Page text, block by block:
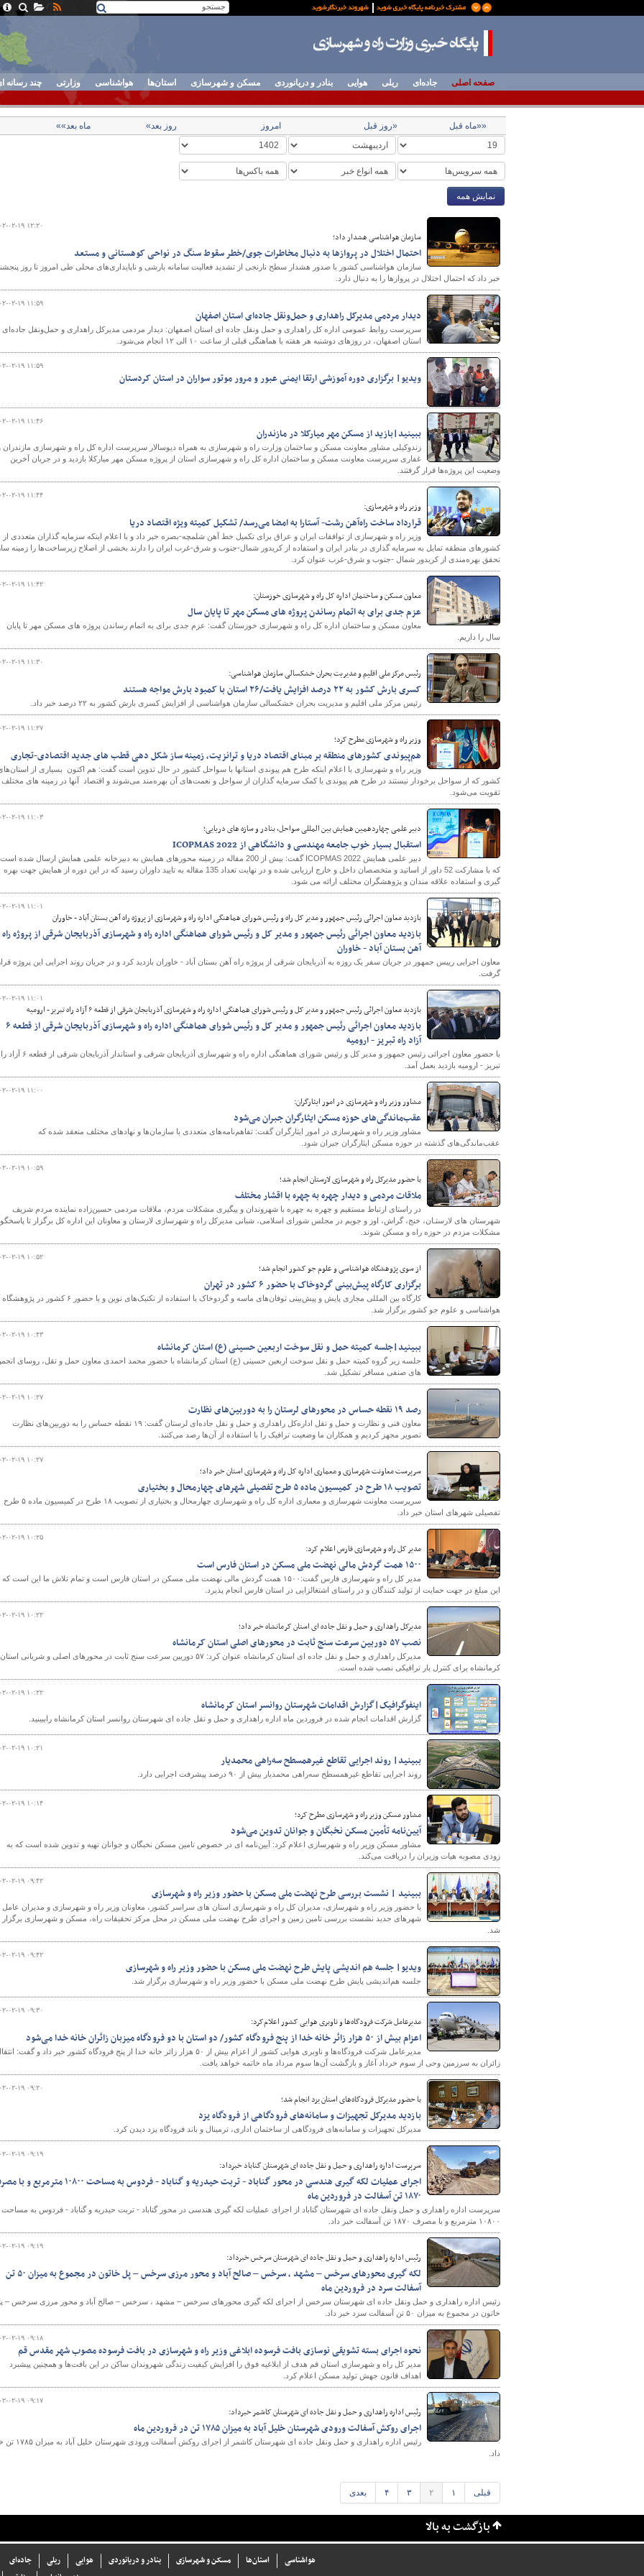
پایگاه خبری وزارت راه و
شهرسازی
صفحه اصلی جاده‌ای ریلی هوایی بنادر و دریانوردی مسکن و شهرسازی استان‌ها هواشناسی وزارتی چند رسانه
««ماه قبل «روز قبل امروز روز بعد» ماه بعد»»
نمایش همه
۱۴۰۲-۰۲-۱۹
سازمان هواشناسی هشدار داد؛
احتمال اختلال در پروازها به دنبال مخاطرات جوی/خطر سقوط سنگ در نواحی کوهستانی و مستعد
سازمان هواشناسی کشور با صدور هشدار سطح نارنجی از تشدید فعالیت سامانه بارشی و ناپایداری‌های محلی طی امروز تا روز
خبر داد که احتمال اختلال در پروازها را به دنبال دارد.
۱۴۰۲-۰۲-۱۹
دیدار مردمی مدیرکل راهداری و حمل‌ونقل جاده‌ای استان اصفهان
سرپرست روابط عمومی اداره کل راهداری و حمل ونقل جاده ای استان اصفهان: دیدار مردمی مدیرکل راهداری و حمل‌ونقل جاده‌ای
استان اصفهان، در روزهای دوشنبه هر هفته با هماهنگی قبلی از ساعت ۱۰ الی ۱۲ انجام می‌شود.
۱۴۰۲-۰۲-۱۹
ویدیو| برگزاری دوره آموزشی ارتقا ایمنی عبور و مرور موتور سواران در استان کردستان
۱۴۰۲-۰۲-۱۹
ببینید|بازید از مسکن مهر میارکلا در مازندران
زندوکیلی مشاور معاونت مسکن و ساختمان وزارت راه و شهرسازی به همراه دیوسالار سرپرست اداره کل راه و شهرسازی مازندران
غفاری سرپرست معاونت مسکن و ساختمان اداره کل راه و شهرسازی استان از پروژه مسکن مهر میارکلا بازدید و در جریان آخرین
وضعیت این پروژه‌ها قرار گرفتند.
۱۴۰۲-۰۲-۱۹
وزیر راه و شهرسازی:
قرارداد ساخت راه‌آهن رشت- آستارا به امضا می‌رسد/ تشکیل کمیته ویژه اقتصاد دریا
وزیر راه و شهرسازی از توافقات ایران و عراق برای تکمیل خط آهن شلمچه-بصره خبر داد و با اعلام اینکه سرمایه گذاران متعددی از
کشورهای منطقه تمایل به سرمایه گذاری در بنادر ایران و استفاده از کریدور شمال-جنوب و شرق-غرب ایران را دارند بخشی از اصلاح زیرساخت‌ها را زمینه ساز
تحقق بهره‌مندی از کریدور شمال -جنوب و شرق-غرب عنوان کرد.
۱۴۰۲-۰۲-۱۹
معاون مسکن و ساختمان اداره کل راه و شهرسازی خوزستان:
عزم جدی برای به اتمام رساندن پروژه های مسکن مهر تا پایان سال
معاون مسکن و ساختمان اداره کل راه و شهرسازی خوزستان گفت: عزم جدی برای به اتمام رساندن پروژه های مسکن مهر تا پایان
سال را داریم.
۱۴۰۲-۰۲-۱۹
رئیس مرکز ملی اقلیم و مدیریت بحران خشکسالی سازمان هواشناسی:
کسری بارش کشور به ۲۲ درصد افزایش یافت/۲۶ استان با کمبود بارش مواجه هستند
رئیس مرکز ملی اقلیم و مدیریت بحران خشکسالی سازمان هواشناسی از افزایش کسری بارش کشور به ۲۲ درصد خبر داد.
۱۴۰۲-۰۲-۱۹
وزیر راه و شهرسازی مطرح کرد؛
هم‌پیوندی کشورهای منطقه بر مبنای اقتصاد دریا و ترانزیت، زمینه ساز شکل دهی قطب های جدید اقتصادی-تجاری
وزیر راه و شهرسازی با اعلام اینکه طرح هم پیوندی استانها با سواحل کشور در حال تدوین است گفت: هم اکنون بسیاری از
کشور که از سواحل برخودار نیستند در طرح هم پیوندی با کمک سرمایه گذاران از سواحل و نعمت‌های آن بهره‌مند می‌شوند و اقتصاد آنها در زمینه های مختلف
تقویت می‌شود.
۱۴۰۲-۰۲-۱۹
دبیر علمی چهاردهمین همایش بین المللی سواحل، بنادر و سازه های دریایی؛
استقبال بسیار خوب جامعه مهندسی و دانشگاهی از ICOPMAS 2022
دبیر علمی همایش ICOPMAS 2022 گفت: بیش از 200 مقاله در زمینه محورهای همایش به دبیرخانه علمی همایش ارسال شده است
که با مشارکت 52 داور از اساتید و متخصصان داخل و خارج ارزیابی شده و در نهایت تعداد 135 مقاله به تایید داوران رسید که در این دوره از همایش جهت بهره
گیری و استفاده علاقه مندان و پژوهشگران مختلف ارائه می شود.
۱۴۰۲-۰۲-۱۹
بازدید معاون اجرائی رئیس جمهور و مدیر کل راه و رئیس شورای هماهنگی اداره راه و شهرسازی از پروژه راه آهن بستان آباد - خاوران
بازدید معاون اجرائی رئیس جمهور و مدیر کل و رئیس شورای هماهنگی اداره راه و شهرسازی آذربایجان شرقی از پروژه راه
آهن بستان آباد - خاوران
معاون اجرایی رییس جمهور در جریان سفر یک روزه به آذربایجان شرقی از پروژه راه آهن بستان آباد - خاوران بازدید کرد و در جریان روند اجرایی این پروژه قرار
گرفت.
۱۴۰۲-۰۲-۱۹
بازدید معاون اجرائی رئیس جمهور و مدیر کل و رئیس شورای هماهنگی اداره راه و شهرسازی آذربایجان شرقی از قطعه ۶ آزاد راه تبریز - ارومیه
بازدید معاون اجرائی رئیس جمهور و مدیر کل و رئیس شورای هماهنگی اداره راه و شهرسازی آذربایجان شرقی از قطعه ۶
آزاد راه تبریز - ارومیه
با حضور معاون اجرائی رئیس جمهور و مدیر کل و رئیس شورای هماهنگی اداره راه و شهرسازی آذربایجان شرقی و استاندار
تبریز - ارومیه بازدید بعمل آمد.
۱۴۰۲-۰۲-۱۹
مشاور وزیر راه و شهرسازی در امور ایثارگران:
عقب‌ماندگی‌های حوزه مسکن ایثارگران جبران می‌شود
مشاور وزیر راه و شهرسازی در امور ایثارگران گفت: تفاهم‌نامه‌های متعددی با سازمان‌ها و نهادهای مختلف منعقد شده که
عقب‌ماندگی‌های گذشته در حوزه مسکن ایثارگران جبران شود.
۱۴۰۲-۰۲-۱۹
با حضور مدیرکل راه و شهرسازی لارستان انجام شد؛
ملاقات مردمی و دیدار چهره به چهره با اقشار مختلف
در راستای ارتباط مستقیم و چهره به چهره با شهروندان و پیگیری مشکلات مردم، ملاقات مردمی حسین‌زاده نماینده مردم شریف
شهرستان های لارستـان، خنج، گراش، اوز و جویم در مجلس شورای اسلامی، شبانی مدیرکل راه و شهرسازی لارستان و معاونان این اداره کل برگزار تا
مشکلات مردم در حوزه راه و مسکن شوند.
۱۴۰۲-۰۲-۱۹
از سوی پژوهشگاه هواشناسی و علوم جو کشور انجام شد؛
برگزاری کارگاه پیش‌بینی گردوخاک با حضور ۶ کشور در تهران
کارگاه بین المللی مجازی پایش و پیش‌بینی توفان‌های ماسه و گردوخاک با استفاده از تکنیک‌های نوین و با حضور ۶ کشور در پژوهشگاه
هواشناسی و علوم جو کشور برگزار شد.
۱۴۰۲-۰۲-۱۹
ببینید|جلسه کمیته حمل و نقل سوخت اربعین حسینی (ع) استان کرمانشاه
جلسه زیر گروه کمیته حمل و نقل سوخت اربعین حسینی (ع) استان کرمانشاه با حضور محمد احمدی معاون حمل و نقل، روسای
های صنفی مسافر تشکیل شد.
۱۴۰۲-۰۲-۱۹
رصد ۱۹ نقطه حساس در محورهای لرستان را به دوربین‌های نظارت
معاون فنی و نظارت و حمل و نقل اداره‌کل راهداری و حمل و نقل جاده‌ای لرستان گفت: ۱۹ نقطه حساس را به دوربین‌های نظارت
تصویر مجهز کردیم و همکاران ما وضعیت ترافیک را با استفاده از آن‌ها رصد می‌کنند.
۱۴۰۲-۰۲-۱۹
سرپرست معاونت شهرسازی و معماری اداره کل راه و شهرسازی استان خبر داد؛
تصویب ۱۸ طرح در کمیسیون ماده ۵ طرح تفصیلی شهرهای چهارمحال و بختیاری
سرپرست معاونت شهرسازی و معماری اداره کل راه و شهرسازی چهارمحال و بختیاری از تصویب ۱۸ طرح در کمیسیون ماده ۵ طرح
تفصیلی شهرهای استان خبر داد.
۱۴۰۲-۰۲-۱۹
مدیر کل راه و شهرسازی فارس اعلام کرد:
۱۵۰۰ همت گردش مالی نهضت ملی مسکن در استان فارس است
مدیر کل راه و شهرسازی فارس گفت:۱۵۰۰ همت گردش مالی نهضت ملی مسکن در استان فارس است و تمام تلاش ما این است که
این مبلغ در جهت حمایت از تولید کنندگان و در راستای اشتغالزایی در استان فارس انجام پذیرد.
۱۴۰۲-۰۲-۱۹
مدیرکل راهداری و حمل و نقل جاده ای استان کرمانشاه خبر داد؛
نصب ۵٧ دوربین سرعت سنج ثابت در محورهای اصلی استان کرمانشاه
مدیرکل راهداری و حمل و نقل جاده ای استان کرمانشاه عنوان کرد: ۵٧ دوربین سرعت سنج ثابت در محورهای اصلی و شریانی استان
کرمانشاه برای کنترل بار ترافیکی نصب شده است.
۱۴۰۲-۰۲-۱۹
اینفوگرافیک|گزارش اقدامات شهرستان روانسر استان کرمانشاه
گزارش اقدامات انجام شده در فروردین ماه اداره راهداری و حمل و نقل جاده ای شهرستان روانسر استان کرمانشاه راببینید.
۱۴۰۲-۰۲-۱۹
ببینید| روند اجرایی تقاطع غیرهمسطح سه‌راهی محمدیار
روند اجرایی تقاطع غیرهمسطح سه‌راهی محمدیار بیش از ۹۰ درصد پیشرفت اجرایی دارد.
۱۴۰۲-۰۲-۱۹
مشاور مسکن وزیر راه و شهرسازی مطرح کرد؛
آیین‌نامه تأمین مسکن نخبگان و جوانان تدوین‌ می‌شود
مشاور مسکن وزیر راه و شهرسازی اعلام کرد: آیین‌نامه ای در خصوص تامین مسکن نخبگان و جوانان تهیه و تدوین شده است که به
زودی مصوبه هیات وزیران را دریافت می‌کند.
۱۴۰۲-۰۲-۱۹
ببینید | نشست بررسی طرح نهضت ملی مسکن با حضور وزیر راه و شهرسازی
با حضور وزیر راه و شهرسازی، مدیران کل راه و شهرسازی استان های سراسر کشور، معاونان وزیر راه و شهرسازی و مدیران عامل
شهرهای جدید نشست بررسی تامین زمین و اجرای طرح نهضت ملی مسکن در محل مرکز تحقیقات راه، مسکن و شهرسازی برگزار
شد.
۱۴۰۲-۰۲-۱۹
ویدیو| جلسه هم اندیشی پایش طرح نهضت ملی مسکن با حضور وزیر راه و شهرسازی
جلسه هم‌اندیشی پایش طرح نهضت ملی مسکن با حضور وزیر راه و شهرسازی برگزار شد.
۱۴۰۲-۰۲-۱۹
مدیرعامل شرکت فرودگاه‌ها و ناوبری هوایی کشور اعلام‌کرد:
اعزام بیش از ۵۰ هزار زائر خانه خدا از پنج فرودگاه کشور/ دو استان با دو فرودگاه میزبان زائران خانه خدا می‌شود
مدیرعامل شرکت فرودگاه‌ها و ناوبری هوایی کشور از اعزام بیش از ۵۰ هزار زائر خانه خدا از پنج فرودگاه کشور خبر داد و گفت:
زائران به سرزمین وحی از سوم خرداد آغاز و بازگشت آن‌ها سوم مرداد ماه خاتمه خواهد یافت.
۱۴۰۲-۰۲-۱۹
با حضور مدیرکل فرودگاه‌های استان یزد انجام شد؛
بازدید مدیرکل تجهیزات و سامانه‌های فرودگاهی از فرودگاه یزد
مدیرکل تجهیزات و سامانه‌های فرودگاهی از ساختمان اداری، ترمینال و باند فرودگاه یزد دیدن کرد.
۱۴۰۲-۰۲-۱۹
سرپرست اداره راهداری و حمل و نقل جاده ای شهرستان گناباد خبرداد:
اجرای عملیات لکه گیری هندسی در محور گناباد - تربت حیدریه و گناباد - فردوس به مساحت ۱۰۸۰۰
۱۸۷۰ تن آسفالت در فروردین ماه
سرپرست اداره راهداری و حمل ونقل جاده ای شهرستان گناباد از اجرای عملیات لکه گیری هندسی در محور گناباد - تربت حیدریه و گناباد - فردوس به مساحت
۱۰۸۰۰ مترمربع و با مصرف ۱۸۷۰ تن آسفالت خبر داد.
۱۴۰۲-۰۲-۱۹
رئیس اداره راهداری و حمل و نقل جاده ای شهرستان سرخس خبرداد:
لکه گیری محورهای سرخس – مشهد ، سرخس – صالح آباد و محور مرزی سرخس – پل خاتون در مجموع به میزان ۵۰ تن
آسفالت سرد در فروردین ماه
رئیس اداره راهداری و حمل ونقل جاده ای شهرستان سرخس از اجرای لکه گیری محورهای سرخس – مشهد ، سرخس – صالح آباد و محور مرزی سرخس –
خاتون در مجموع به میزان ۵۰ تن آسفالت سرد خبر داد.
۱۴۰۲-۰۲-۱۹
نحوه اجرای بسته تشویقی نوسازی بافت فرسوده ابلاغی وزیر راه و شهرسازی در بافت فرسوده مصوب شهر مقدس قم
مدیر کل راه و شهرسازی استان قم هدف از ‌ابلاغیه فوق را افزایش کیفیت زندگی شهروندان ساکن در این بافت‌ها و همچنین پیشبرد
اهداف قانون جهش تولید مسکن اعلام کرد.
۱۴۰۲-۰۲-۱۹
رئیس اداره راهداری و حمل و نقل جاده ای شهرستان کاشمر خبرداد:
اجرای روکش آسفالت ورودی شهرستان خلیل آباد به میزان ۱۷۸۵ تن در فروردین ماه
رئیس اداره راهداری و حمل ونقل جاده ای شهرستان کاشمر از اجرای روکش آسفالت
داد.
قبلی ۱ ۲ ۳ ۴ بعدی
بازگشت به بالا
جاده‌ای ریلی هوایی بنادر و دریانوردی مسکن و شهرسازی استان‌ها
هواشناسی